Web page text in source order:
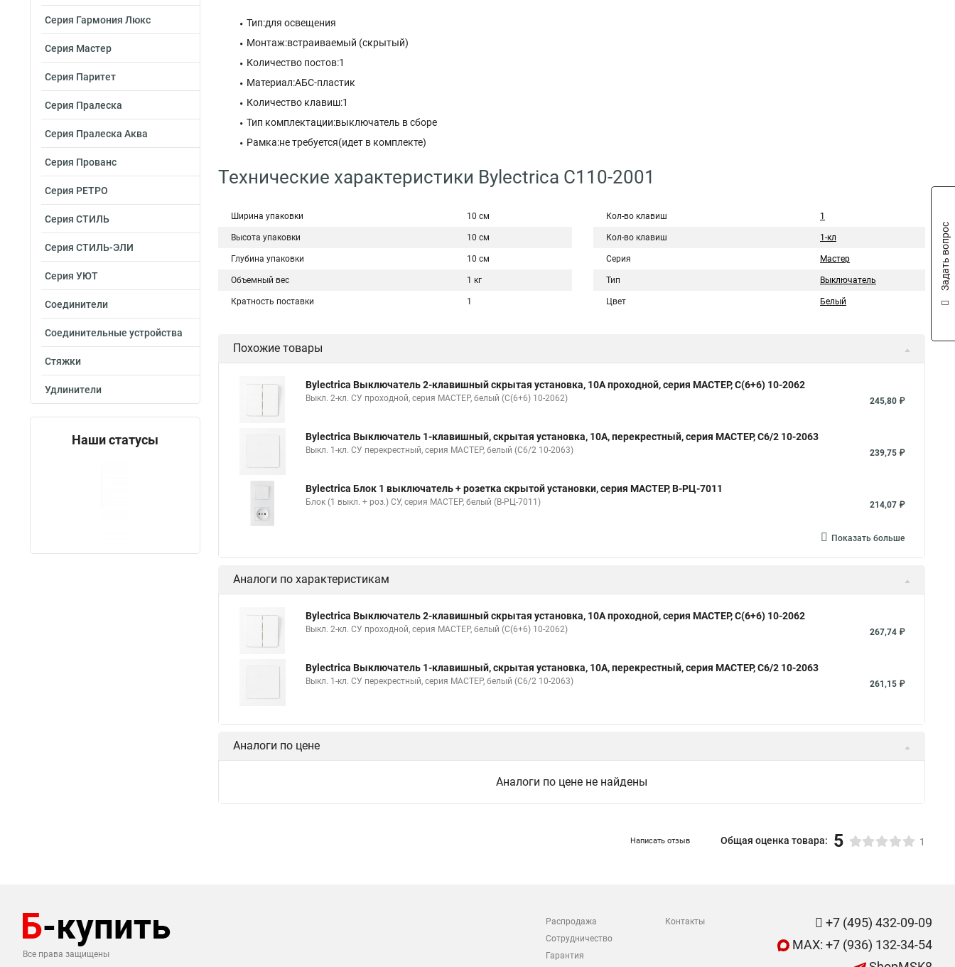
Серия Гармония Люкс
Серия Мастер
Серия Паритет
Серия Пралеска
Серия Пралеска Аква
Серия Прованс
Серия РЕТРО
Серия СТИЛЬ
Серия СТИЛЬ-ЭЛИ
Серия УЮТ
Соединители
Соединительные устройства
Стяжки
Удлинители
Наши статусы
Тип:для освещения
Монтаж:встраиваемый (скрытый)
Количество постов:1
Материал:АБС-пластик
Количество клавиш:1
Тип комплектации:выключатель в сборе
Рамка:не требуется(идет в комплекте)
Технические характеристики Bylectrica С110-2001
Ширина упаковки 10 см
Высота упаковки 10 см
Глубина упаковки 10 см
Объемный вес 1 кг
Кратность поставки 1
Кол-во клавиш 1
Кол-во клавиш 1-кл
Серия Мастер
Тип Выключатель
Цвет Белый
Похожие товары
Bylectrica Выключатель 2-клавишный скрытая установка, 10А проходной, серия МАСТЕР, С(6+6) 10-2062
Выкл. 2-кл. СУ проходной, серия МАСТЕР, белый (С(6+6) 10-2062) 245,80 ₽
Bylectrica Выключатель 1-клавишный, скрытая установка, 10А, перекрестный, серия МАСТЕР, С6/2 10-2063
Выкл. 1-кл. СУ перекрестный, серия МАСТЕР, белый (С6/2 10-2063) 239,75 ₽
Bylectrica Блок 1 выключатель + розетка скрытой установки, серия МАСТЕР, В-РЦ-7011
Блок (1 выкл. + роз.) СУ, серия МАСТЕР, белый (В-РЦ-7011) 214,07 ₽
Показать больше
Аналоги по характеристикам
Bylectrica Выключатель 2-клавишный скрытая установка, 10А проходной, серия МАСТЕР, С(6+6) 10-2062
Выкл. 2-кл. СУ проходной, серия МАСТЕР, белый (С(6+6) 10-2062) 267,74 ₽
Bylectrica Выключатель 1-клавишный, скрытая установка, 10А, перекрестный, серия МАСТЕР, С6/2 10-2063
Выкл. 1-кл. СУ перекрестный, серия МАСТЕР, белый (С6/2 10-2063) 261,15 ₽
Аналоги по цене
Аналоги по цене не найдены
Написать отзыв Общая оценка товара: 5 1
Все права защищены
Распродажа
Сотрудничество
Гарантия
Контакты
+7 (495) 432-09-09
MAX: +7 (936) 132-34-54
Задать вопрос